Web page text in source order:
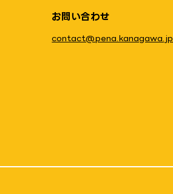
お問い合わせ
contact@pena.kanagawa.jp